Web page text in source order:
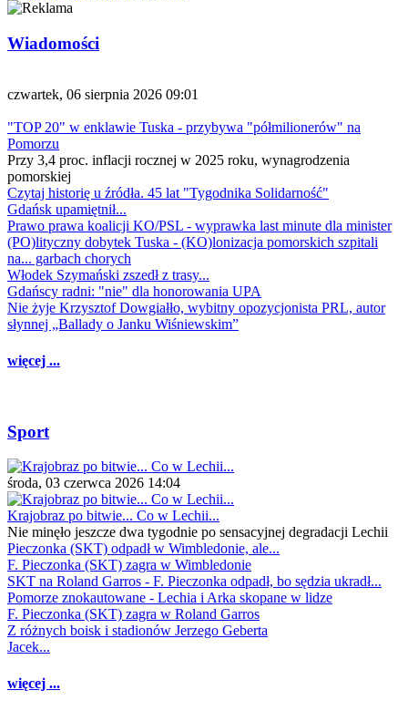
Wiadomości
czwartek, 06 sierpnia 2026 09:01
"TOP 20" w enklawie Tuska - przybywa "półmilionerów" na
Pomorzu
Przy 3,4 proc. inflacji rocznej w 2025 roku, wynagrodzenia
pomorskiej
Czytaj historię u źródła. 45 lat "Tygodnika Solidarność"
Gdańsk upamiętnił...
Prawo prawa koalicji KO/PSL - wyprawka last minute dla minister
(PO)lityczny dobytek Tuska - (KO)lonizacja pomorskich szpitali
na... garbach chorych
Włodek Szymański zszedł z trasy...
Gdańscy radni: "nie" dla honorowania UPA
Nie żyje Krzysztof Dowgiałło, wybitny opozycjonista PRL, autor
słynnej „Ballady o Janku Wiśniewskim”
więcej ...
Sport
środa, 03 czerwca 2026 14:04
Krajobraz po bitwie... Co w Lechii...
Nie minęło jeszcze dwa tygodnie po sensacyjnej degradacji Lechii
Pieczonka (SKT) odpadł w Wimbledonie, ale...
F. Pieczonka (SKT) zagra w Wimbledonie
SKT na Roland Garros - F. Pieczonka odpadł, bo sędzia ukradł...
Pomorze znokautowane - Lechia i Arka skopane w lidze
F. Pieczonka (SKT) zagra w Roland Garros
Z różnych boisk i stadionów Jerzego Geberta
Jacek...
więcej ...